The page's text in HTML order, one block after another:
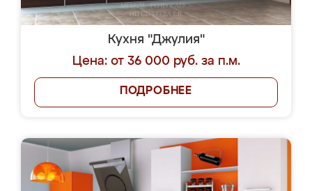
Кухня "Джулия"
Цена: от 36 000 руб. за п.м.
ПОДРОБНЕЕ